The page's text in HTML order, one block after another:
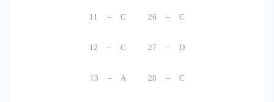
11 – C 26 – C
12 – C 27 – D
13 – A 28 – C